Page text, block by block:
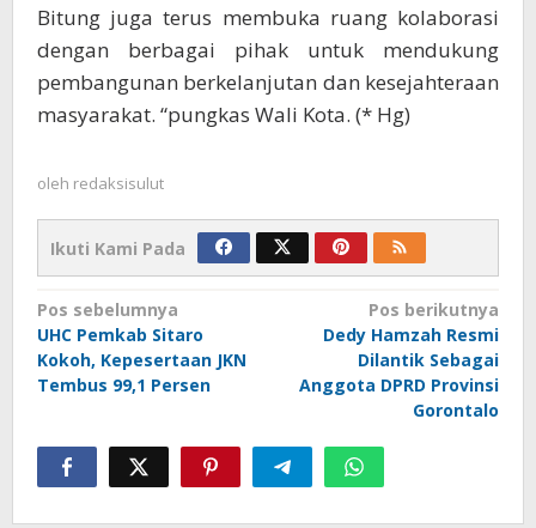
Bitung juga terus membuka ruang kolaborasi
dengan berbagai pihak untuk mendukung
pembangunan berkelanjutan dan kesejahteraan
masyarakat. “pungkas Wali Kota. (* Hg)
oleh redaksisulut
Ikuti Kami Pada
Navigasi
pos
Pos sebelumnya
UHC Pemkab Sitaro
Kokoh, Kepesertaan JKN
Tembus 99,1 Persen
Pos berikutnya
Dedy Hamzah Resmi
Dilantik Sebagai
Anggota DPRD Provinsi
Gorontalo